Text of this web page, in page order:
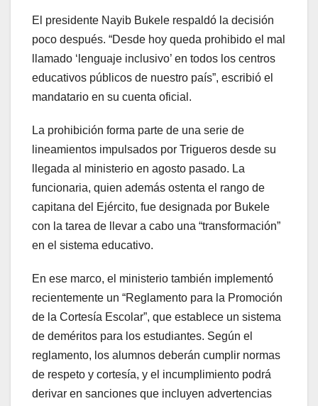
El presidente Nayib Bukele respaldó la decisión
poco después. “Desde hoy queda prohibido el mal
llamado ‘lenguaje inclusivo’ en todos los centros
educativos públicos de nuestro país”, escribió el
mandatario en su cuenta oficial.
La prohibición forma parte de una serie de
lineamientos impulsados por Trigueros desde su
llegada al ministerio en agosto pasado. La
funcionaria, quien además ostenta el rango de
capitana del Ejército, fue designada por Bukele
con la tarea de llevar a cabo una “transformación”
en el sistema educativo.
En ese marco, el ministerio también implementó
recientemente un “Reglamento para la Promoción
de la Cortesía Escolar”, que establece un sistema
de deméritos para los estudiantes. Según el
reglamento, los alumnos deberán cumplir normas
de respeto y cortesía, y el incumplimiento podrá
derivar en sanciones que incluyen advertencias